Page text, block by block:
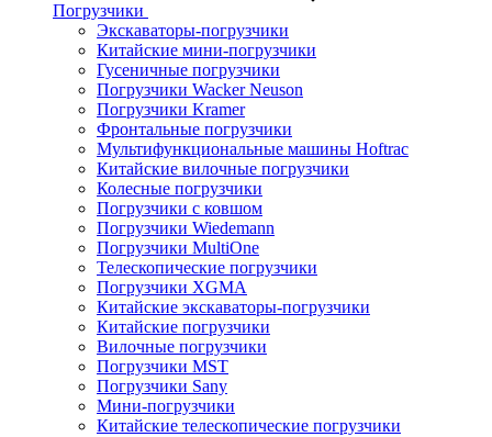
Погрузчики
Экскаваторы-погрузчики
Китайские мини-погрузчики
Гусеничные погрузчики
Погрузчики Wacker Neuson
Погрузчики Kramer
Фронтальные погрузчики
Мультифункциональные машины Hoftrac
Китайские вилочные погрузчики
Колесные погрузчики
Погрузчики с ковшом
Погрузчики Wiedemann
Погрузчики MultiOne
Телескопические погрузчики
Погрузчики XGMA
Китайские экскаваторы-погрузчики
Китайские погрузчики
Вилочные погрузчики
Погрузчики MST
Погрузчики Sany
Мини-погрузчики
Китайские телескопические погрузчики